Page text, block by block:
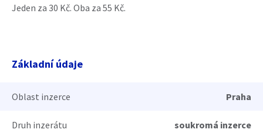
Jeden za 30 Kč. Oba za 55 Kč.
Základní údaje
Oblast inzerce Praha
Druh inzerátu soukromá inzerce